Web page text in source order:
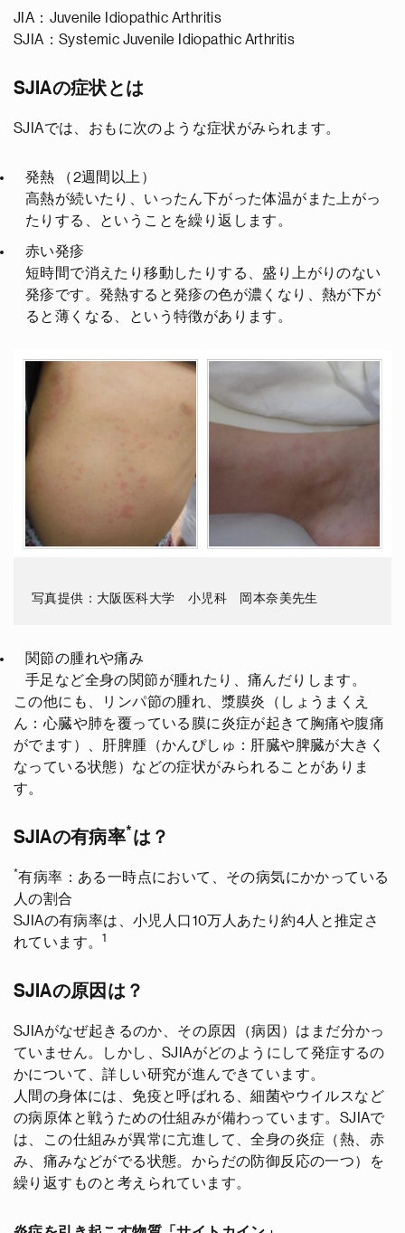
JIA：Juvenile Idiopathic Arthritis
SJIA：Systemic Juvenile Idiopathic Arthritis
SJIAの症状とは
SJIAでは、おもに次のような症状がみられます。
発熱 （2週間以上）
高熱が続いたり、いったん下がった体温がまた上がっ
たりする、ということを繰り返します。
赤い発疹
短時間で消えたり移動したりする、盛り上がりのない
発疹です。発熱すると発疹の色が濃くなり、熱が下が
ると薄くなる、という特徴があります。
写真提供：大阪医科大学 小児科 岡本奈美先生
関節の腫れや痛み
手足など全身の関節が腫れたり、痛んだりします。
この他にも、リンパ節の腫れ、漿膜炎（しょうまくえ
ん：心臓や肺を覆っている膜に炎症が起きて胸痛や腹痛
がでます）、肝脾腫（かんぴしゅ：肝臓や脾臓が大きく
なっている状態）などの症状がみられることがありま
す。
SJIAの有病率*は？
*有病率：ある一時点において、その病気にかかっている
人の割合
SJIAの有病率は、小児人口10万人あたり約4人と推定さ
れています。
1
SJIAの原因は？
SJIAがなぜ起きるのか、その原因（病因）はまだ分かっ
ていません。しかし、SJIAがどのようにして発症するの
かについて、詳しい研究が進んできています。
人間の身体には、免疫と呼ばれる、細菌やウイルスなど
の病原体と戦うための仕組みが備わっています。SJIAで
は、この仕組みが異常に亢進して、全身の炎症（熱、赤
み、痛みなどがでる状態。からだの防御反応の一つ）を
繰り返すものと考えられています。